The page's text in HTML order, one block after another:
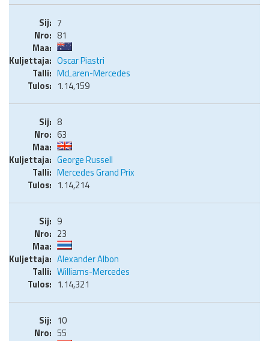
7
81
Oscar Piastri
McLaren-Mercedes
1.14,159
8
63
George Russell
Mercedes Grand Prix
1.14,214
9
23
Alexander Albon
Williams-Mercedes
1.14,321
10
55